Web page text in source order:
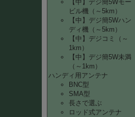
【中】デジ簡5Wモー
ビル機（～5km）
【中】デジ簡5Wハン
ディ機（～5km）
【中】デジコミ（～
1km）
【中】デジ簡5W未満
（～1km）
ハンディ用アンテナ
BNC型
SMA型
長さで選ぶ
ロッド式アンテナ